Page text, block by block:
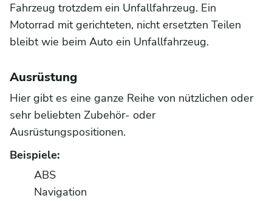
Fahrzeug trotzdem ein Unfallfahrzeug. Ein
Motorrad mit gerichteten, nicht ersetzten Teilen
bleibt wie beim Auto ein Unfallfahrzeug.
Ausrüstung
Hier gibt es eine ganze Reihe von nützlichen oder
sehr beliebten Zubehör- oder
Ausrüstungspositionen.
Beispiele:
ABS
Navigation